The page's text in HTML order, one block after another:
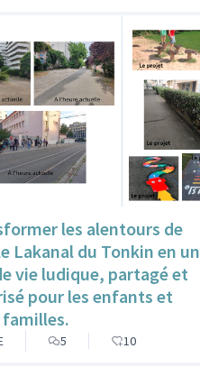
les alentours de
Lakanal du Tonkin en un
vie ludique, partagé et
pour les enfants et
familles.
5 10